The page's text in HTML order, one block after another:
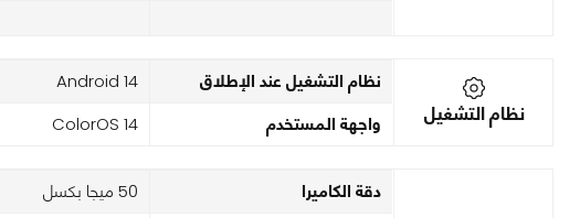
نظام التشغيل
نظام التشغيل عند الإطلاق Android 14
واجهة المستخدم ColorOS 14
دقة الكاميرا 50 ميجا بكسل